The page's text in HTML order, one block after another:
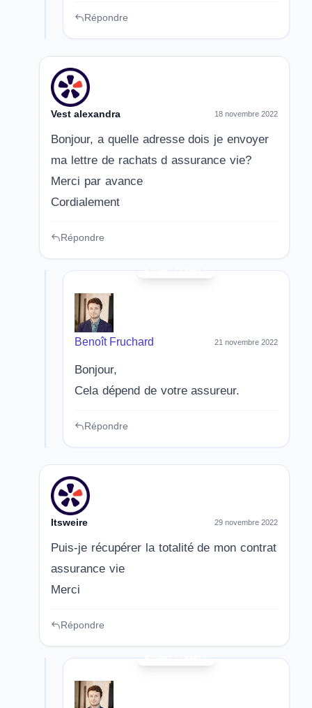
Répondre
Vest alexandra 18 novembre 2022
Bonjour, a quelle adresse dois je envoyer
ma lettre de rachats d assurance vie?
Merci par avance
Cordialement
Répondre
Benoît Fruchard 21 novembre 2022
Bonjour,
Cela dépend de votre assureur.
Répondre
Itsweire 29 novembre 2022
Puis-je récupérer la totalité de mon contrat
assurance vie
Merci
Répondre